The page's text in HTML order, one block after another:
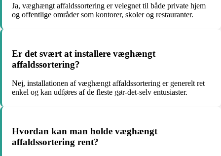
Ja, væghængt affaldssortering er velegnet til både private hjem
og offentlige områder som kontorer, skoler og restauranter.
Er det svært at installere væghængt
affaldssortering?
Nej, installationen af væghængt affaldssortering er generelt ret
enkel og kan udføres af de fleste gør-det-selv entusiaster.
Hvordan kan man holde væghængt
affaldssortering rent?